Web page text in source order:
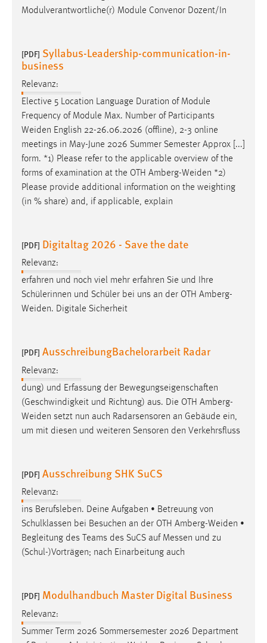
Modulverantwortliche(r) Module Convenor Dozent/In
[PDF] Syllabus-Leadership-communication-in-
business
Relevanz:
Elective 5 Location Language Duration of Module
Frequency of Module Max. Number of Participants
Weiden English 22-26.06.2026 (offline), 2-3 online
meetings in May-June 2026 Summer Semester Approx [...]
form. *1) Please refer to the applicable overview of the
forms of examination at the OTH Amberg-Weiden *2)
Please provide additional information on the weighting
(in % share) and, if applicable, explain
[PDF] Digitaltag 2026 - Save the date
Relevanz:
erfahren und noch viel mehr erfahren Sie und Ihre
Schülerinnen und Schüler bei uns an der OTH Amberg-
Weiden. Digitale Sicherheit
[PDF] AusschreibungBachelorarbeit Radar
Relevanz:
dung) und Erfassung der Bewegungseigenschaften
(Geschwindigkeit und Richtung) aus. Die OTH Amberg-
Weiden setzt nun auch Radarsensoren an Gebäude ein,
um mit diesen und weiteren Sensoren den Verkehrsfluss
[PDF] Ausschreibung SHK SuCS
Relevanz:
ins Berufsleben. Deine Aufgaben • Betreuung von
Schulklassen bei Besuchen an der OTH Amberg-Weiden •
Begleitung des Teams des SuCS auf Messen und zu
(Schul-)Vorträgen; nach Einarbeitung auch
[PDF] Modulhandbuch Master Digital Business
Relevanz:
Summer Term 2026 Sommersemester 2026 Department
unsere Besucher unsere Website nutzen.
Name:
Zweck:
Zugriffsstatistik
Cookie Laufzeit:
Max. 13 Monate
MARKETING
Sie tun dies, indem sie Besucher über Websites
hinweg verfolgen.
Google Ads
Name:
Google Ireland Limited
Zweck:
Conversion-Tracking
Cookie Laufzeit:
_fbp
Anbieter:
Zweck:
Cookie Laufzeit:
3 Monate